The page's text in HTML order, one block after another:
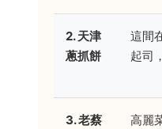
2. 天津
蔥抓餅
這間
起司
3. 老蔡
高麗